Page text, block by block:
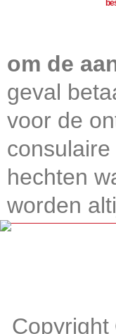
om de
geval
voor de
hechten
worden